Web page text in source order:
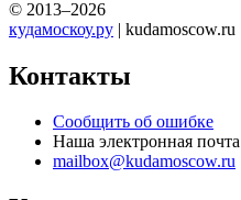
© 2013–2026
кудамоскоу.ру | kudamoscow.ru
Контакты
Сообщить об ошибке
Наша электронная почта
mailbox@kudamoscow.ru